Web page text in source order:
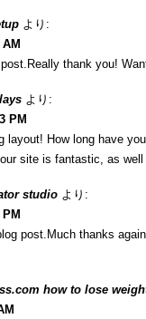
より:
AM
thank you!
より:
PM
layout! How long have
site is fantastic, as
studio より:
PM
post.Much thanks
how to lose